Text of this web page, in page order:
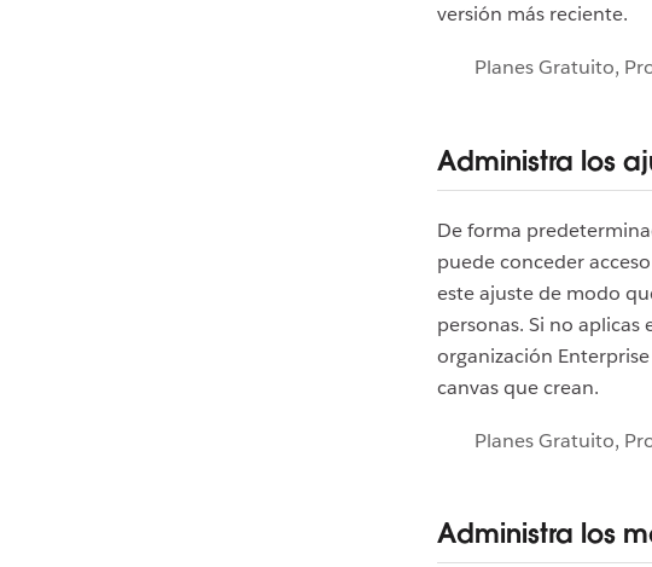
versión más reciente.
Planes Gratuito,
Administra los
De forma
puede conceder
este ajuste de modo
personas. Si no
organización
canvas que crean.
Planes Gratuito,
Administra los